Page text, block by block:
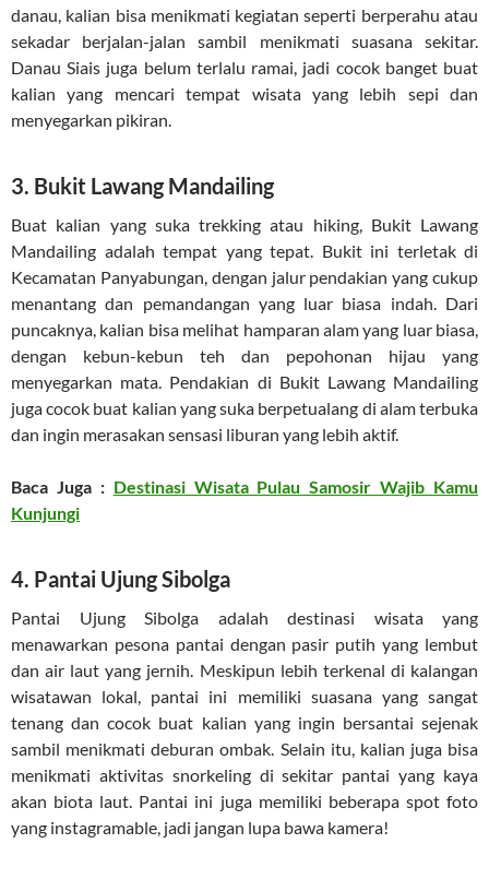
danau, kalian bisa menikmati kegiatan seperti berperahu atau
sekadar berjalan-jalan sambil menikmati suasana sekitar.
Danau Siais juga belum terlalu ramai, jadi cocok banget buat
kalian yang mencari tempat wisata yang lebih sepi dan
menyegarkan pikiran.
3. Bukit Lawang Mandailing
Buat kalian yang suka trekking atau hiking, Bukit Lawang
Mandailing adalah tempat yang tepat. Bukit ini terletak di
Kecamatan Panyabungan, dengan jalur pendakian yang cukup
menantang dan pemandangan yang luar biasa indah. Dari
puncaknya, kalian bisa melihat hamparan alam yang luar biasa,
dengan kebun-kebun teh dan pepohonan hijau yang
menyegarkan mata. Pendakian di Bukit Lawang Mandailing
juga cocok buat kalian yang suka berpetualang di alam terbuka
dan ingin merasakan sensasi liburan yang lebih aktif.
Baca Juga : Destinasi Wisata Pulau Samosir Wajib Kamu
Kunjungi
4. Pantai Ujung Sibolga
Pantai Ujung Sibolga adalah destinasi wisata yang
menawarkan pesona pantai dengan pasir putih yang lembut
dan air laut yang jernih. Meskipun lebih terkenal di kalangan
wisatawan lokal, pantai ini memiliki suasana yang sangat
tenang dan cocok buat kalian yang ingin bersantai sejenak
sambil menikmati deburan ombak. Selain itu, kalian juga bisa
menikmati aktivitas snorkeling di sekitar pantai yang kaya
akan biota laut. Pantai ini juga memiliki beberapa spot foto
yang instagramable, jadi jangan lupa bawa kamera!